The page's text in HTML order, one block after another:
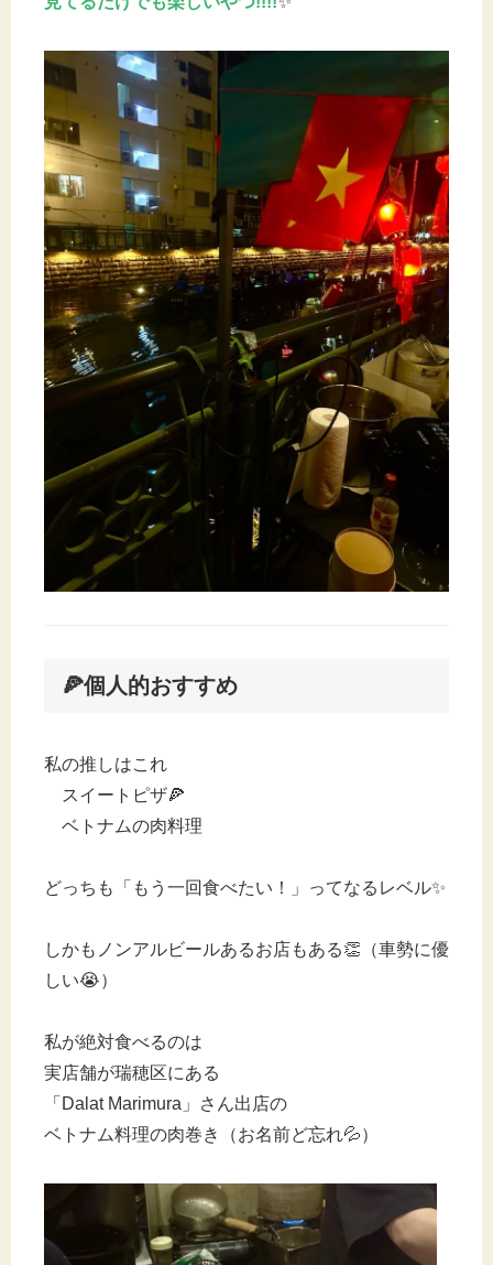
🍕個人的おすすめ
私の推しはこれ
スイートピザ🍕
ベトナムの肉料理
どっちも「もう一回食べたい！」ってなるレベル✨
しかもノンアルビールあるお店もある👏（車勢に優
しい😭）
私が絶対食べるのは
実店舗が瑞穂区にある
「Dalat Marimura」さん出店の
ベトナム料理の肉巻き（お名前ど忘れ💦）